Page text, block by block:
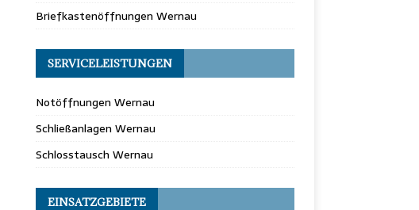
Briefkastenöffnungen Wernau
SERVICELEISTUNGEN
Notöffnungen Wernau
Schließanlagen Wernau
Schlosstausch Wernau
EINSATZGEBIETE